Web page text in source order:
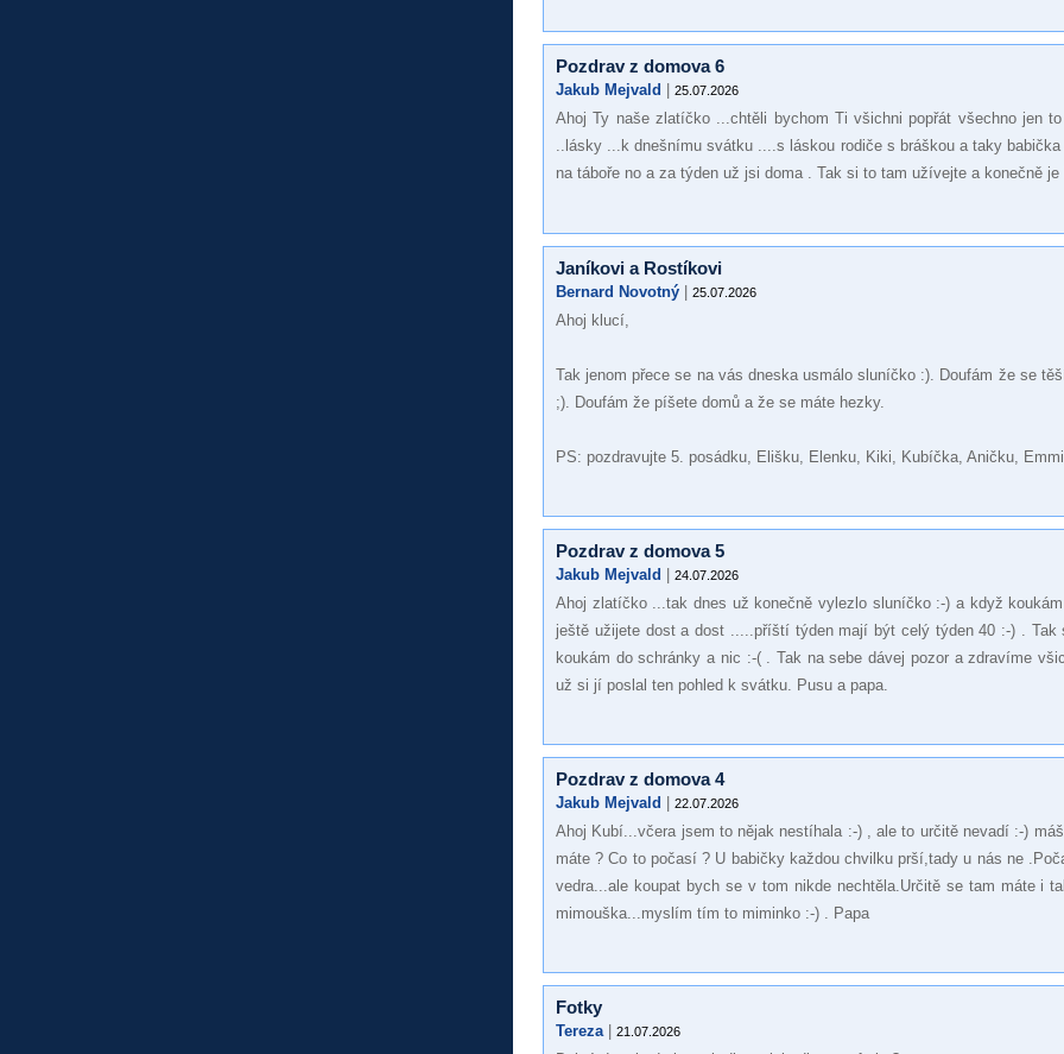
Pozdrav z domova 6
Jakub Mejvald 25.07.2026
Ahoj Ty naše zlatíčko ...chtěli bychom Ti všichni popřát všechno jen
..lásky ...k dnešnímu svátku ....s láskou rodiče s bráškou a taky
na táboře no a za týden už jsi doma . Tak si to tam užívejte a konečně
Janíkovi a Rostíkovi
Bernard Novotný | 25.07.2026
Ahoj klucí,
Tak jenom přece se na vás dneska usmálo sluníčko :). Doufám že se
;). Doufám že píšete domů a že se máte hezky.
PS: pozdravujte 5. posádku, Elišku, Elenku, Kiki, Kubíčka, Aničku,
Pozdrav z domova 5
Jakub Mejvald 24.07.2026
Ahoj zlatíčko ...tak dnes už konečně vylezlo sluníčko :-) a když
ještě užijete dost a dost .....příští týden mají být celý týden 40 :-) . Tak
koukám do schránky a nic :-( . Tak na sebe dávej pozor a zdravíme
už si jí poslal ten pohled k svátku. Pusu a papa.
Pozdrav z domova 4
Jakub Mejvald 22.07.2026
Ahoj Kubí...včera jsem to nějak nestíhala :-) , ale to určitě nevadí :-)
máte ? Co to počasí ? U babičky každou chvilku prší,tady u nás ne
vedra...ale koupat bych se v tom nikde nechtěla.Určitě se tam máte i
mimouška...myslím tím to miminko :-) . Papa
Fotky
Tereza| 21.07.2026